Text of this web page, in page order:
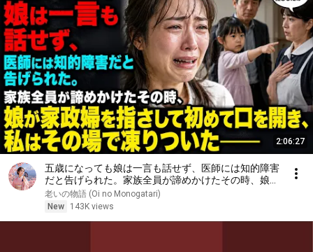
2:06:27
五歳になっても娘は一言も話せず、医師には知的障害
だと告げられた。家族全員が諦めかけたその時、娘が
家政婦を指さして初めて口を開き、私はその場で凍り
ついた――
老いの物語 (Oi no Monogatari)
New
143K views